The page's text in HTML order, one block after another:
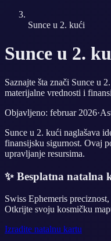
Sunce u 2. kući
Sunce u 2.
Saznajte šta znači Sunce u
materijalne vrednosti i
Objavljeno: februar 2026·
Sunce u 2. kući naglašava
finansijsku sigurnost. Ovaj
upravljanje resursima.
✨ Besplatna natalna
Swiss Ephemeris
Otkrijte svoju kosmičku
Izradite natalnu kartu